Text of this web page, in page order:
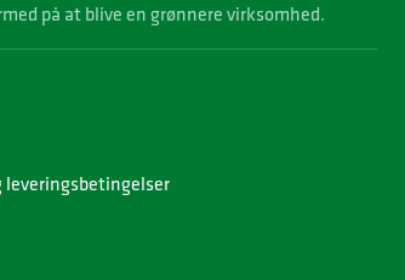
på at blive en grønnere virksomhed.
leveringsbetingelser